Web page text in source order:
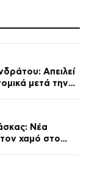
Απειλεί
μετά την
Νέα
χαμό στο